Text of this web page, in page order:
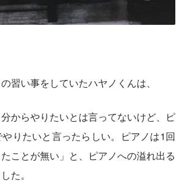
習い事をしていたハヤノくんは、
分からやりたいとは言ってないけど、ピ
りたいと言ったらしい。ピアノは1回
ことが無い」と、ピアノへの溢れ出る
た。